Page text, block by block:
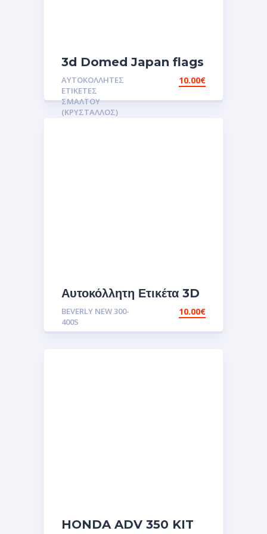
3d Domed Japan flags
reflective sticker
αυτοκόλλητες ετικέτες
3D Σμάλτου.Αυτοκόλλητα
ΑΥΤΟΚΌΛΛΗΤΕΣ
ΕΤΙΚΈΤΕΣ
ΣΜΆΛΤΟΥ
(ΚΡΥΣΤΑΛΛΟΣ)
10.00€
Αυτοκόλλητη Ετικέτα 3D
σμάλτου πάνω από
καντράν κοντέρ για
BV+BVS BEVERLY
BEVERLY NEW 300-
400S
10.00€
HONDA ADV 350 KIT